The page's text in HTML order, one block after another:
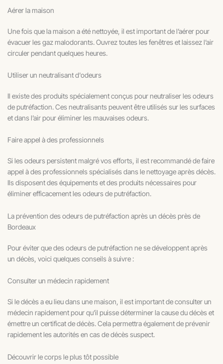
Aérer la maison
Une fois que la maison a été nettoyée, il est important de l’aérer pour
évacuer les gaz malodorants. Ouvrez toutes les fenêtres et laissez l’air
circuler pendant quelques heures.
Utiliser un neutralisant d'odeurs
Il existe des produits spécialement conçus pour neutraliser les odeurs
de putréfaction. Ces neutralisants peuvent être utilisés sur les surfaces
et dans l’air pour éliminer les mauvaises odeurs.
Faire appel à des professionnels
Si les odeurs persistent malgré vos efforts, il est recommandé de faire
appel à des professionnels spécialisés dans le nettoyage après décès.
Ils disposent des équipements et des produits nécessaires pour
éliminer efficacement les odeurs de putréfaction.
La prévention des odeurs de putréfaction après un décès près de
Bordeaux
Pour éviter que des odeurs de putréfaction ne se développent après
un décès, voici quelques conseils à suivre :
Consulter un médecin rapidement
Si le décès a eu lieu dans une maison, il est important de consulter un
médecin rapidement pour qu’il puisse déterminer la cause du décès et
émettre un certificat de décès. Cela permettra également de prévenir
rapidement les autorités en cas de décès suspect.
Découvrir le corps le plus tôt possible